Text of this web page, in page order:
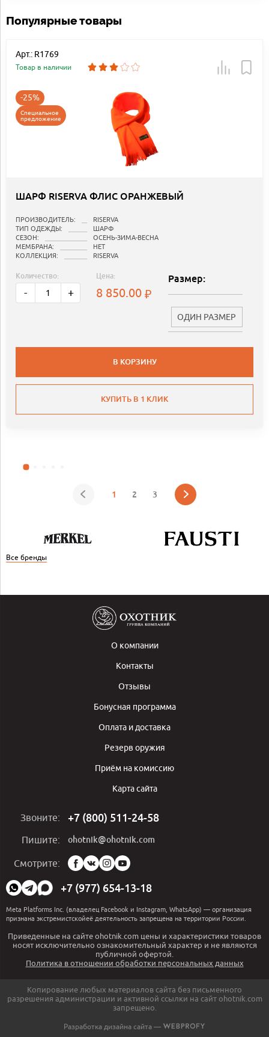
Популярные товары
Арт.: R1769
Товар в наличии
-25%
Специальное
предложение
ШАРФ RISERVA ФЛИС ОРАНЖЕВЫЙ
ПРОИЗВОДИТЕЛЬ:
RISERVA
ТИП ОДЕЖДЫ:
ШАРФ
СЕЗОН:
ОСЕНЬ-ЗИМА-ВЕСНА
МЕМБРАНА:
НЕТ
КОЛЛЕКЦИЯ:
RISERVA
Количество:
- +
Цена:
8 850.00
Размер:
ОДИН РАЗМЕР
В КОРЗИНУ
КУПИТЬ В 1 КЛИК
1 2 3
Все бренды
О компании
Контакты
Отзывы
Бонусная программа
Оплата и доставка
Резерв оружия
Приём на комиссию
Карта сайта
Звоните: +7 (800) 511-24-58
Пишите: ohotnik@ohotnik.com
Смотрите:
Мы
в
социальных
сетях:
+7 (977) 654-13-18
Meta Platforms Inc. (владелец Facebook и Instagram, WhatsApp) — организация
признана экстремистскойеё деятельность запрещена на территории России.
Приведенные на сайте ohotnik.com цены и характеристики товаров
носят исключительно ознакомительный характер и не являются
публичной офертой.
Политика в отношении обработки персональных данных
Копирование любых материалов сайта без письменного
разрешения администрации и активной ссылки на сайт ohotnik.com
запрещено.
Разработка дизайна сайта —